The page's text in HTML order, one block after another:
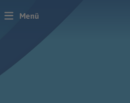
Menü